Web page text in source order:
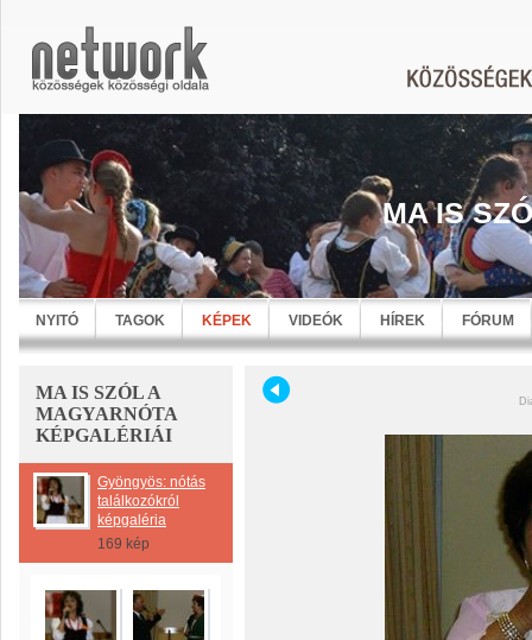
MA IS
NYITÓ TAGOK KÉPEK VIDEÓK HÍREK FÓRUM
MA IS SZÓL A
MAGYARNÓTA
KÉPGALÉRIÁI
Gyöngyös: nótás
találkozókról
képgaléria
169 kép